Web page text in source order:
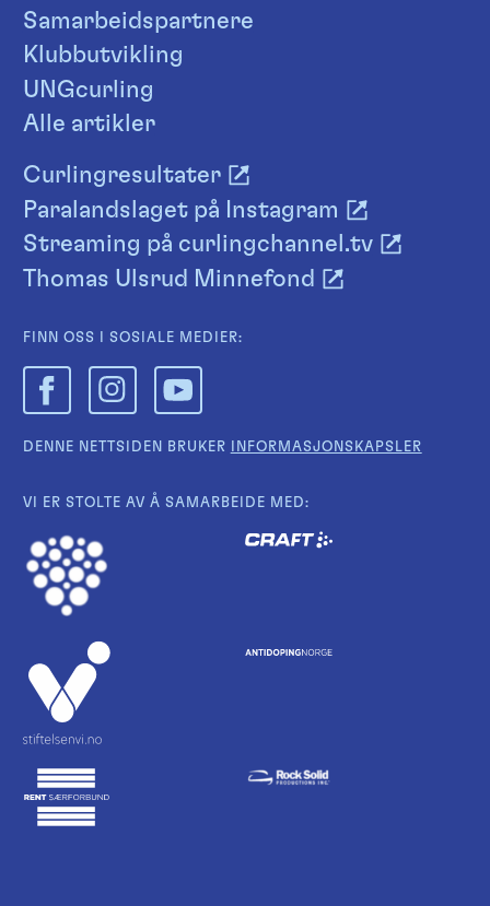
Samarbeidspartnere
Klubbutvikling
UNGcurling
Alle artikler
Curlingresultater
Paralandslaget på Instagram
Streaming på curlingchannel.tv
Thomas Ulsrud Minnefond
FINN OSS I SOSIALE MEDIER:
DENNE NETTSIDEN BRUKER INFORMASJONSKAPSLER
VI ER STOLTE AV Å SAMARBEIDE MED: